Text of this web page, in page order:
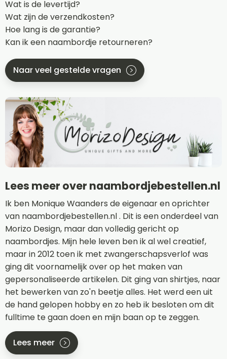
Wat is de levertijd?
Wat zijn de verzendkosten?
Hoe lang is de garantie?
Kan ik een naambordje retourneren?
Naar veel gestelde vragen
Lees meer over naambordjebestellen.nl
Ik ben Monique Waanders de eigenaar en oprichter
van naambordjebestellen.nl . Dit is een onderdeel van
Morizo Design, maar dan volledig gericht op
naambordjes. Mijn hele leven ben ik al wel creatief,
maar in 2012 toen ik met zwangerschapsverlof was
ging dit voornamelijk over op het maken van
gepersonaliseerde artikelen. Dit ging van shirtjes, naar
het bewerken van zo'n beetje alles. Het werd een uit
de hand gelopen hobby en zo heb ik besloten om dit
fulltime te gaan doen en mijn baan op te zeggen.
Lees meer